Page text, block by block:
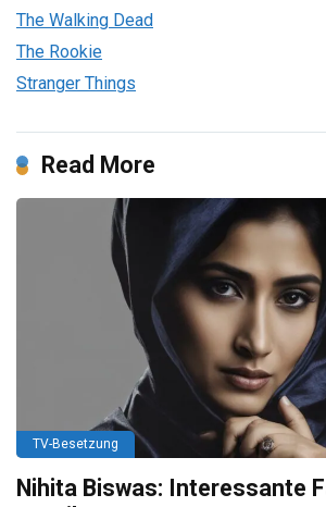
The Walking Dead
The Rookie
Stranger Things
Read More
TV-Besetzung
Nihita Biswas: Interessante